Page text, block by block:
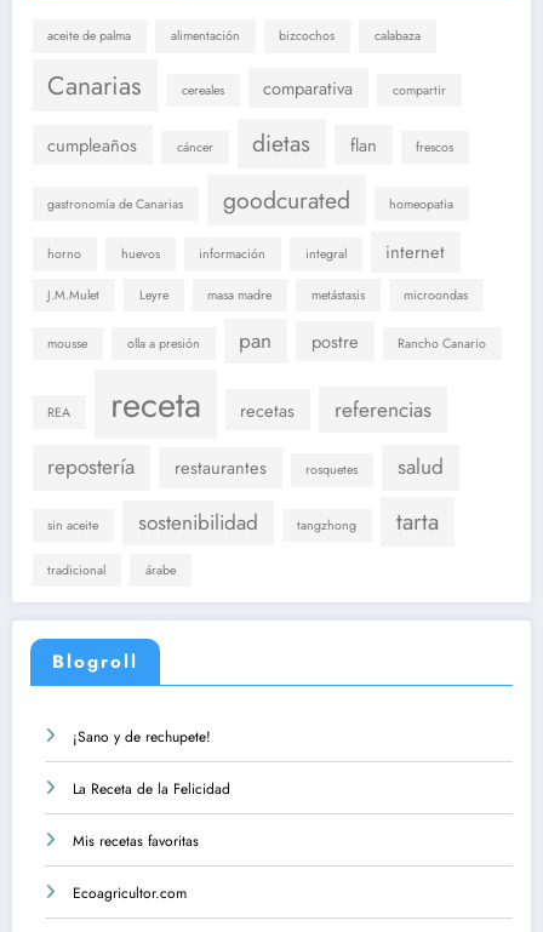
aceite de palma alimentación bizcochos calabaza
Canarias cereales comparativa compartir
cumpleaños cáncer dietas flan frescos
gastronomía de Canarias goodcurated homeopatia
horno huevos información integral internet
J.M.Mulet Leyre masa madre metástasis microondas
mousse olla a presión pan postre Rancho Canario
REA receta recetas
referencias
repostería
restaurantes rosquetes salud
sin aceite sostenibilidad tangzhong tarta
tradicional árabe
Blogroll
¡Sano y de rechupete!
La Receta de la Felicidad
Mis recetas favoritas
Ecoagricultor.com